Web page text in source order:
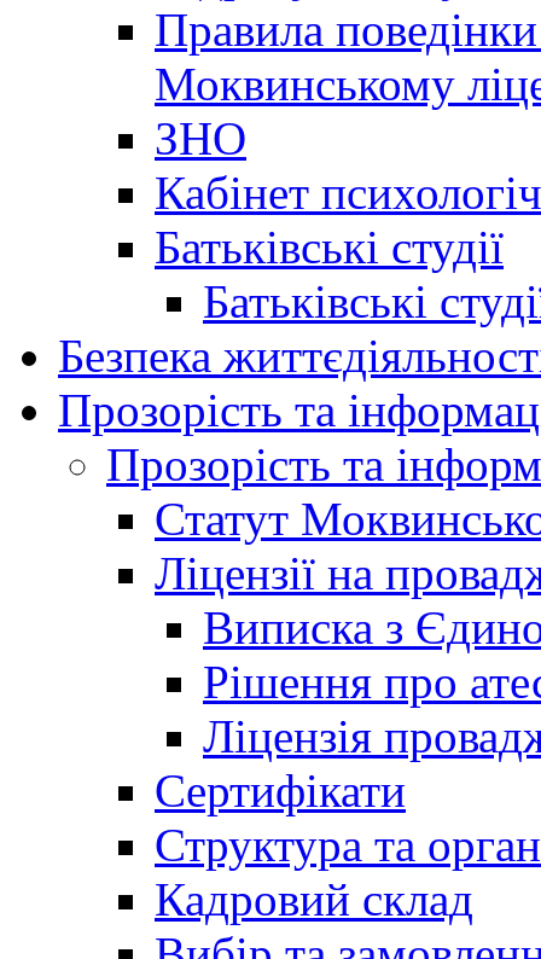
Правила
Моквинському
ЗНО
Кабінет
Батьківські студії
Батьківські
Безпека
Прозорість та
Прозорість та
Статут
Ліцензії на
Виписка з
Рішення про
Ліцензія
Сертифікати
Структура та
Кадровий склад